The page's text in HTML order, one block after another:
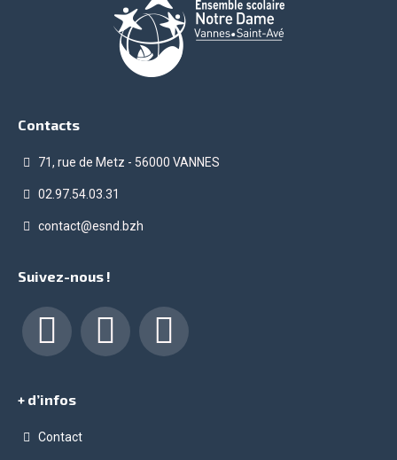
Contacts
71, rue de Metz - 56000 VANNES
02.97.54.03.31
contact@esnd.bzh
Suivez-nous !
Facebook LinkedIn Instagram
+ d’infos
Contact